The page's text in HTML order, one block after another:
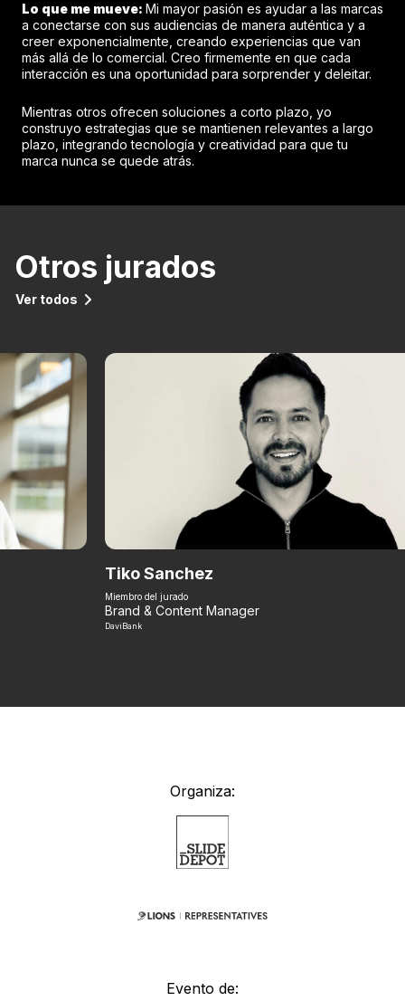
Lo que me mueve: Mi mayor pasión es ayudar a las marcas
a conectarse con sus audiencias de manera auténtica y a
creer exponencialmente, creando experiencias que van
más allá de lo comercial. Creo firmemente en que cada
interacción es una oportunidad para sorprender y deleitar.
Mientras otros ofrecen soluciones a corto plazo, yo
construyo estrategias que se mantienen relevantes a largo
plazo, integrando tecnología y creatividad para que tu
marca nunca se quede atrás.
Otros jurados
Ver todos
Tiko Sanchez
Miembro del jurado
Brand & Content Manager
DaviBank
Organiza:
Evento de: